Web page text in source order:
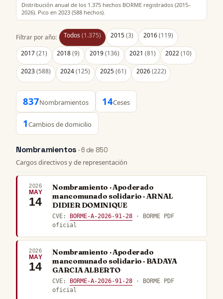
Distribución anual de los 1.375 hechos BORME registrados (2015–
2026). Pico en 2023 (588 hechos).
Filtrar por año: Todos (1.375) 2015(3) 2016(119)
2017(21) 2018(9) 2019(136) 2021 (81) 2022(10)
2023(588) 2024(125) 2025(61) 2026(222)
837Nombramientos 14Ceses
1Cambios de domicilio
Nombramientos · 6 de 850
Cargos directivos y de representación
2026
MAY
14
Nombramiento · Apoderado
mancomunado solidario · ARNAL
DIDIER DOMINIQUE
CVE: BORME-A-2026-91-28 · BORME PDF
oficial
2026
MAY
14
Nombramiento · Apoderado
mancomunado solidario · BADAYA
GARCIA ALBERTO
CVE: BORME-A-2026-91-28 · BORME PDF
oficial